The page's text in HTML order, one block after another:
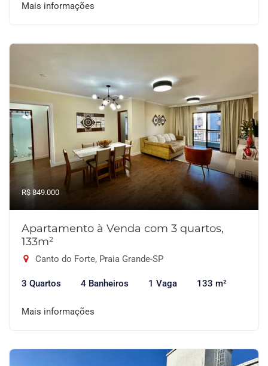
Mais informações
R$ 849.000
Apartamento à Venda com 3 quartos,
133m²
Canto do Forte, Praia Grande-SP
3 Quartos 4 Banheiros 1 Vaga 133 m²
Mais informações